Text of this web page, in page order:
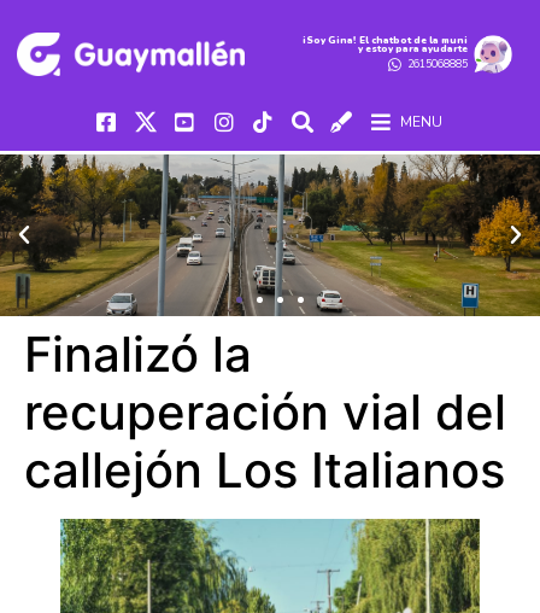
iSoy Gina! El chatbot de la muni
y estoy para ayudarte
2615068885
MENU
Finalizó la
recuperación vial del
callejón Los Italianos